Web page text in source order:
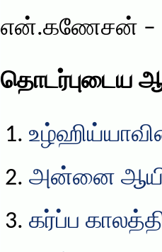
என்.கணேசன் –
தொடர்புடைய
அன்னை
கர்ப்ப